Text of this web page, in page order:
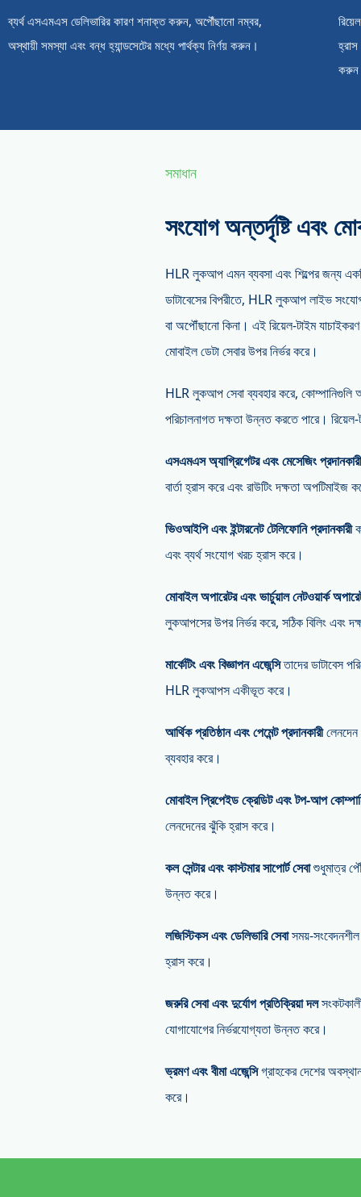
ব্যর্থ এসএমএস ডেলিভারির কারণ শনাক্ত করুন, অপৌঁছানো নম্বর,
অস্থায়ী সমস্যা এবং বন্ধ হ্যান্ডসেটের মধ্যে পার্থক্য নির্ণয় করুন।
সমাধান
সংযোগ অন্তর্দৃষ্টি এবং
HLR লুকআপ এমন ব্যবসা এবং শিল্পের জন্য
ডাটাবেসের বিপরীতে, HLR লুকআপ লাইভ সংযোগ
বা অপৌঁছানো কিনা। এই রিয়েল-টাইম
মোবাইল ডেটা সেবার উপর নির্ভর করে।
HLR লুকআপ সেবা ব্যবহার করে,
পরিচালনাগত দক্ষতা উন্নত করতে পারে।
এসএমএস অ্যাগ্রিগেটর এবং মেসেজিং প্রদানকারী
বার্তা হ্রাস করে এবং রাউটিং দক্ষতা অপটিমাইজ
ভিওআইপি এবং ইন্টারনেট টেলিফোনি প্রদানকারী
এবং ব্যর্থ সংযোগ খরচ হ্রাস করে।
মোবাইল অপারেটর এবং ভার্চুয়াল নেটওয়ার্ক
লুকআপসের উপর নির্ভর করে, সঠিক বিলিং এবং
মার্কেটিং এবং বিজ্ঞাপন এজেন্সিতাদের ডাটাবেস
HLR লুকআপস একীভূত করে।
আর্থিক প্রতিষ্ঠান এবং পেমেন্ট প্রদানকারী
ব্যবহার করে।
মোবাইল প্রিপেইড ক্রেডিট এবং টপ-আপ
লেনদেনের ঝুঁকি হ্রাস করে।
কল সেন্টার এবং কাস্টমার সাপোর্ট সেবাশুধুমাত্র
উন্নত করে।
লজিস্টিকস এবং ডেলিভারি সেবাসময়-
হ্রাস করে।
জরুরি সেবা এবং দুর্যোগ প্রতিক্রিয়া দল
যোগাযোগের নির্ভরযোগ্যতা উন্নত করে।
ভ্রমণ এবং বীমা এজেন্সিগ্রাহকের দেশের
করে।